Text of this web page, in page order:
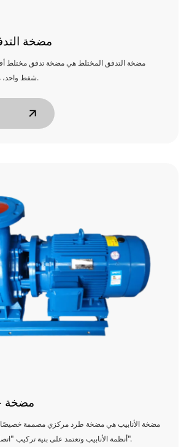
مضخة
مضخة التدفق المختلط هي مضخة تدفق مختلط
شفط واحد، من النوع الحلزوني.
مضخة
مضخة الأنابيب هي مضخة طرد مركزي مصممة خصيصًا
أنظمة الأنابيب وتعتمد على بنية تركيب "اتصال مباشر بالأنابيب".